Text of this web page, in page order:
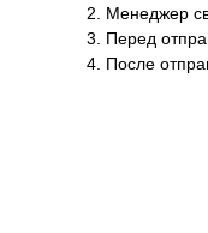
2. Менеджер
3. Перед
4. После